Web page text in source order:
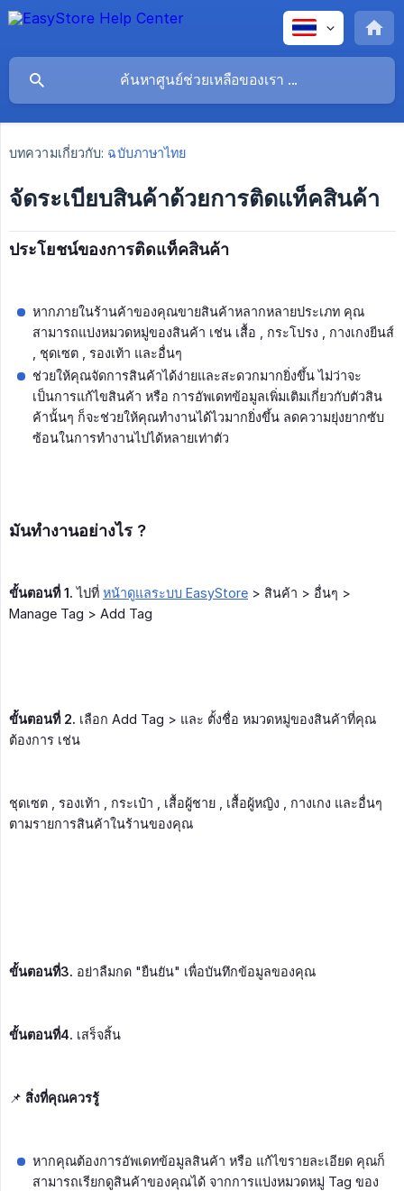
บทความเกี่ยวกับ: ฉบับภาษาไทย
จัดระเบียบสินค้าด้วยการติดแท็คสินค้า
ประโยชน์ของการติดแท็คสินค้า
หากภายในร้านค้าของคุณขายสินค้าหลากหลายประเภท คุณ
สามารถแบ่งหมวดหมู่ของสินค้า เช่น เสื้อ , กระโปรง , กางเกงยีนส์
, ชุดเซต , รองเท้า และอื่นๆ
ช่วยให้คุณจัดการสินค้าได้ง่ายและสะดวกมากยิ่งขึ้น ไม่ว่าจะ
เป็นการแก้ไขสินค้า หรือ การอัพเดทข้อมูลเพิ่มเติมเกี่ยวกับตัวสิน
ค้านั้นๆ ก็จะช่วยให้คุณทำงานได้ไวมากยิ่งขึ้น ลดความยุ่งยากซับ
ซ้อนในการทำงานไปได้หลายเท่าตัว
มันทำงานอย่างไร ?
ขั้นตอนที่ 1. ไปที่ หน้าดูแลระบบ EasyStore > สินค้า > อื่นๆ >
Manage Tag > Add Tag
ขั้นตอนที่ 2. เลือก Add Tag > และ ตั้งชื่อ หมวดหมู่ของสินค้าที่คุณ
ต้องการ เช่น
ชุดเซต , รองเท้า , กระเป๋า , เสื้อผู้ชาย , เสื้อผู้หญิง , กางเกง และอื่นๆ
ตามรายการสินค้าในร้านของคุณ
ขั้นตอนที่3. อย่าลืมกด "ยืนยัน" เพื่อบันทึกข้อมูลของคุณ
ขั้นตอนที่4. เสร็จสิ้น
📌 สิ่งที่คุณควรรู้
หากคุณต้องการอัพเดทข้อมูลสินค้า หรือ แก้ไขรายละเอียด คุณก็
สามารถเรียกดูสินค้าของคุณได้ จากการแบ่งหมวดหมู่ Tag ของ